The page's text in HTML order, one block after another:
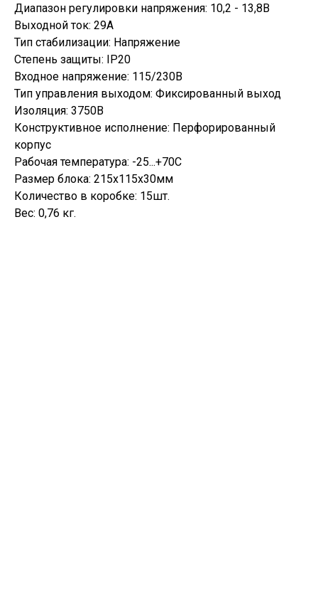
Диапазон регулировки напряжения: 10,2 - 13,8В
Выходной ток: 29А
Тип стабилизации: Напряжение
Степень защиты: IP20
Входное напряжение: 115/230В
Тип управления выходом: Фиксированный выход
Изоляция: 3750В
Конструктивное исполнение: Перфорированный
корпус
Рабочая температура: -25...+70С
Размер блока: 215х115х30мм
Количество в коробке: 15шт.
Вес: 0,76 кг.